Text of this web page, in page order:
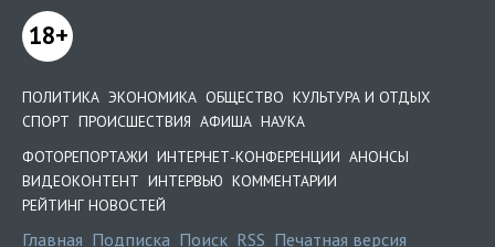
18+
ПОЛИТИКА ЭКОНОМИКА ОБЩЕСТВО КУЛЬТУРА И ОТДЫХ
СПОРТ ПРОИСШЕСТВИЯ АФИША НАУКА
ФОТОРЕПОРТАЖИ ИНТЕРНЕТ-КОНФЕРЕНЦИИ АНОНСЫ
ВИДЕОКОНТЕНТ ИНТЕРВЬЮ КОММЕНТАРИИ
РЕЙТИНГ НОВОСТЕЙ
Главная Подписка Поиск RSS Печатная версия